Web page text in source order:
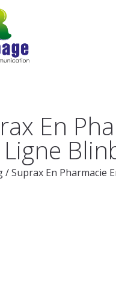
En
Ligne
/Suprax En Pharmacie